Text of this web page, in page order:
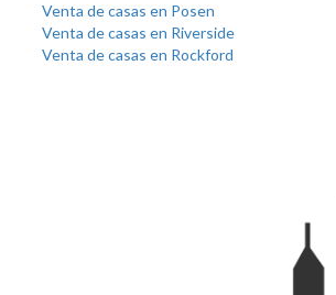
Venta de casas en Posen
Venta de casas en Riverside
Venta de casas en Rockford